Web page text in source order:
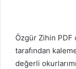
Özgür Zihin PDF
tarafından
değerli